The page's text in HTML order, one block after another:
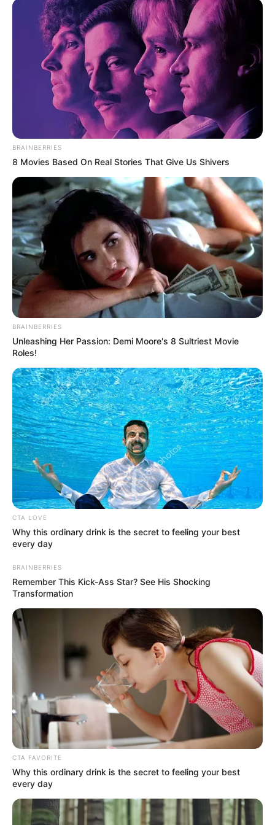
¡HORROR EN EL
ASFALTO! Encuentran
a una joven sin vida en
plena vía pública y el
peor detalle de la
escena desata pánico
total
BRAINBERRIES
8 Movies Based On Real Stories That Give Us Shivers
BRAINBERRIES
Unleashing Her Passion: Demi Moore's 8 Sultriest Movie
Roles!
CTA LOVE
Why this ordinary drink is the secret to feeling your best
every day
BRAINBERRIES
Remember This Kick-Ass Star? See His Shocking
Transformation
CTA FAVORITE
Why this ordinary drink is the secret to feeling your best
every day